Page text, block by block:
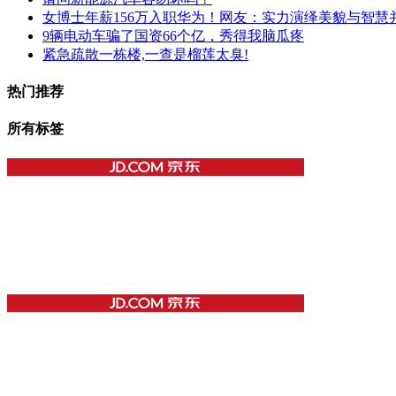
女博士年薪156万入职华为！网友：实力演绎美貌与智慧
9辆电动车骗了国资66个亿，秀得我脑瓜疼
紧急疏散一栋楼,一查是榴莲太臭!
热门推荐
所有标签